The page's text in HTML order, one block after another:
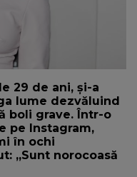
29 de ani, și-a
lume dezvăluind
boli grave. Într-o
pe Instagram,
în ochi
„Sunt norocoasă